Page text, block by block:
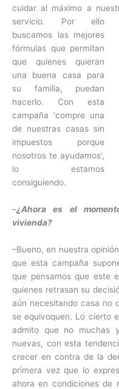
cuidar al máximo a
servicio. Por ello
buscamos las mejores
fórmulas que permitan
que quienes quieran
una buena casa para
su familia, puedan
hacerlo. Con esta
campaña ‘compre una
de nuestras casas sin
impuestos porque
nosotros te ayudamos’,
lo estamos
consiguiendo.
–¿Ahora es el
vivienda?
–Bueno, en nuestra
que esta campaña
que pensamos que este
quienes retrasan su
aún necesitando casa no
se equivoquen. Lo cierto
admito que no muchas
nuevas, con esta
crecer en contra de la
primera vez que lo
ahora en condiciones de